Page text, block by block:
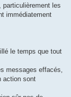
les
immédiatement
le temps que tout
messages effacés,
action sont